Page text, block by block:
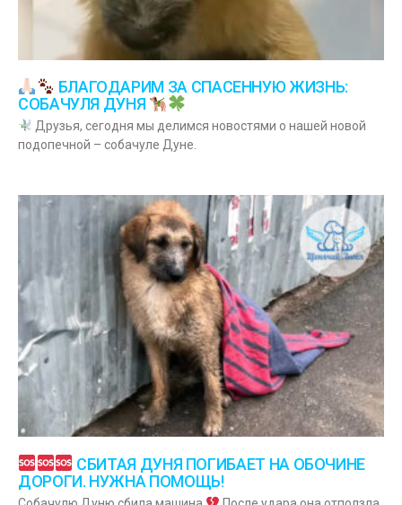
БЛАГОДАРИМ ЗА СПАСЕННУЮ ЖИЗНЬ:
СОБАЧУЛЯ ДУНЯ
Друзья, сегодня мы делимся новостями о нашей новой
подопечной – собачуле Дуне.
СБИТАЯ ДУНЯ ПОГИБАЕТ НА ОБОЧИНЕ
ДОРОГИ. НУЖНА ПОМОЩЬ!